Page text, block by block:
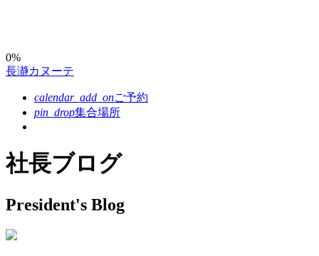
ン
ツ
ッ
プ
0%
長瀞カヌーテ
calendar_add_onご予約
pin_drop集合場所
社長ブログ
President's Blog